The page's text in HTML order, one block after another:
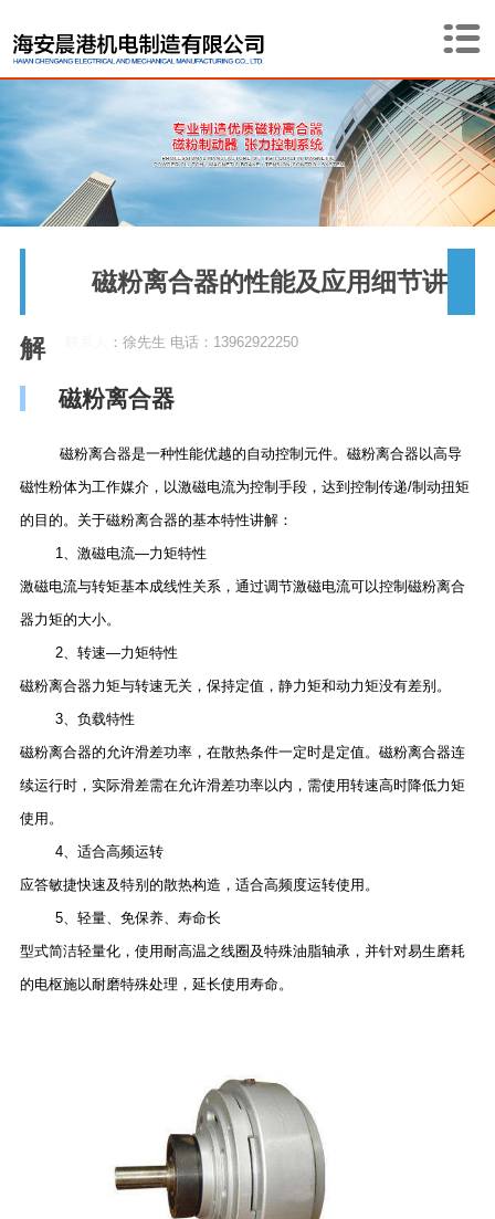
磁粉离合器的性能及应用细节讲
解 联系人：徐先生 电话：13962922250
磁粉离合器
磁粉离合器是一种性能优越的自动控制元件。磁粉离合器以高导
磁性粉体为工作媒介，以激磁电流为控制手段，达到控制传递/制动扭矩
的目的。关于磁粉离合器的基本特性讲解：
1、激磁电流—力矩特性
激磁电流与转矩基本成线性关系，通过调节激磁电流可以控制磁粉离合
器力矩的大小。
2、转速—力矩特性
磁粉离合器力矩与转速无关，保持定值，静力矩和动力矩没有差别。
3、负载特性
磁粉离合器的允许滑差功率，在散热条件一定时是定值。磁粉离合器连
续运行时，实际滑差需在允许滑差功率以内，需使用转速高时降低力矩
使用。
4、适合高频运转
应答敏捷快速及特别的散热构造，适合高频度运转使用。
5、轻量、免保养、寿命长
型式简洁轻量化，使用耐高温之线圈及特殊油脂轴承，并针对易生磨耗
的电枢施以耐磨特殊处理，延长使用寿命。